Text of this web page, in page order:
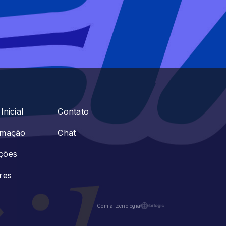
Contato
Chat
Com a tecnologia